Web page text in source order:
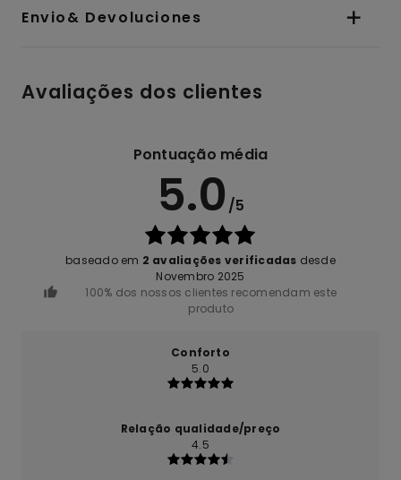
Envio& Devoluciones
Avaliações dos clientes
Pontuação média
5.0 /5
baseado em 2 avaliações verificadas desde
Novembro 2025
100% dos nossos clientes recomendam este
produto
Conforto
5.0
Relação qualidade/preço
4.5